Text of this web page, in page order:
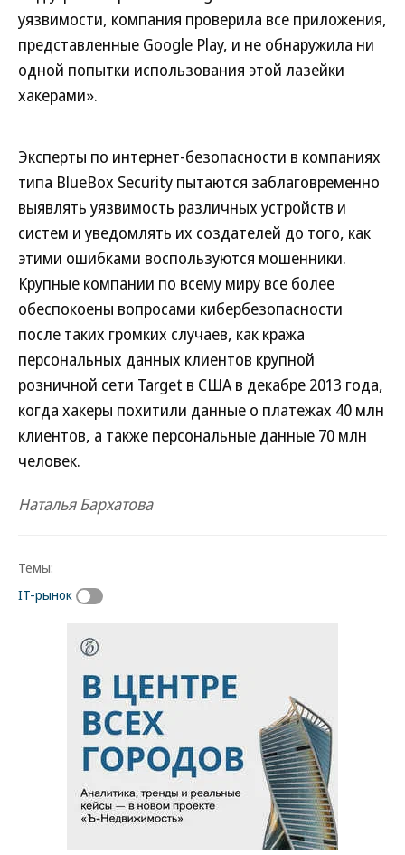
уязвимости, компания проверила все приложения,
представленные Google Play, и не обнаружила ни
одной попытки использования этой лазейки
хакерами».
Эксперты по интернет-безопасности в компаниях
типа BlueBox Security пытаются заблаговременно
выявлять уязвимость различных устройств и
систем и уведомлять их создателей до того, как
этими ошибками воспользуются мошенники.
Крупные компании по всему миру все более
обеспокоены вопросами кибербезопасности
после таких громких случаев, как кража
персональных данных клиентов крупной
розничной сети Target в США в декабре 2013 года,
когда хакеры похитили данные о платежах 40 млн
клиентов, а также персональные данные 70 млн
человек.
Наталья Бархатова
Темы:
IT-рынок